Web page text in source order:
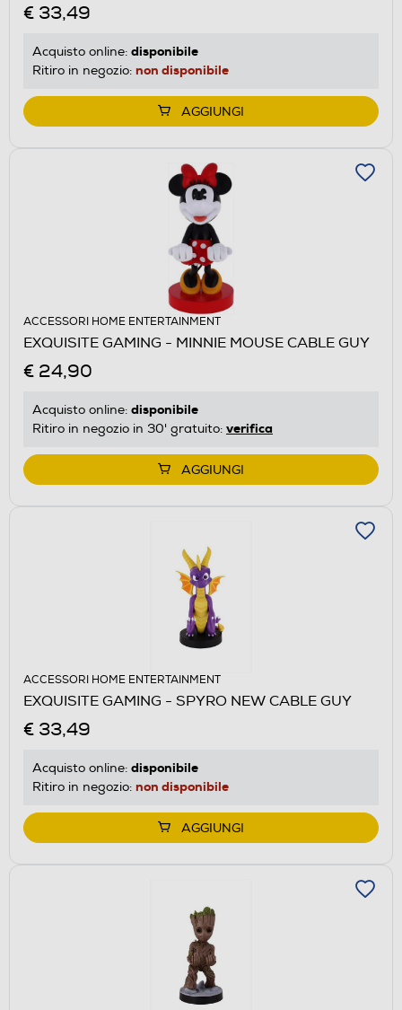
€ 33,49
Acquisto online: disponibile
Ritiro in negozio: non disponibile
AGGIUNGI
ACCESSORI HOME ENTERTAINMENT
EXQUISITE GAMING - MINNIE MOUSE CABLE GUY
€ 24,90
Acquisto online: disponibile
Ritiro in negozio in 30' gratuito: verifica
AGGIUNGI
ACCESSORI HOME ENTERTAINMENT
EXQUISITE GAMING - SPYRO NEW CABLE GUY
€ 33,49
Acquisto online: disponibile
Ritiro in negozio: non disponibile
AGGIUNGI